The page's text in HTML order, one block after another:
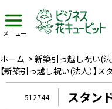
メニュー
ホーム >新築引っ越し祝い(法
【新築引っ越し祝い(法人）】ス
512744 スタン